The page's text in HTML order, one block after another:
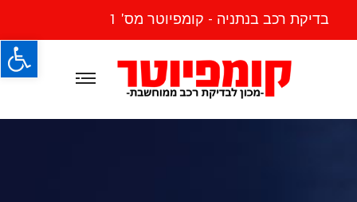
בדיקת רכב בנתניה - קומפיוטר מס' 1